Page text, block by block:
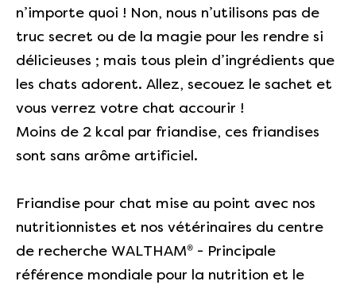
n’importe quoi ! Non, nous n’utilisons pas de
truc secret ou de la magie pour les rendre si
délicieuses ; mais tous plein d’ingrédients que
les chats adorent. Allez, secouez le sachet et
vous verrez votre chat accourir !
Moins de 2 kcal par friandise, ces friandises
sont sans arôme artificiel.
Friandise pour chat mise au point avec nos
nutritionnistes et nos vétérinaires du centre
de recherche WALTHAM® - Principale
référence mondiale pour la nutrition et le